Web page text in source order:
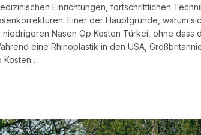
Einrichtungen, fortschrittlichen
Einer der Hauptgründe, warum
Nasen Op Kosten Türkei, ohne dass
eine Rhinoplastik in den USA,
Kosten…